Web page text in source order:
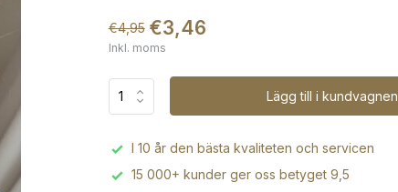
€4,95 €3,46
Inkl. moms
Lägg till i kundvagnen
I 10 år den bästa kvaliteten och servicen
15 000+ kunder ger oss betyget 9,5